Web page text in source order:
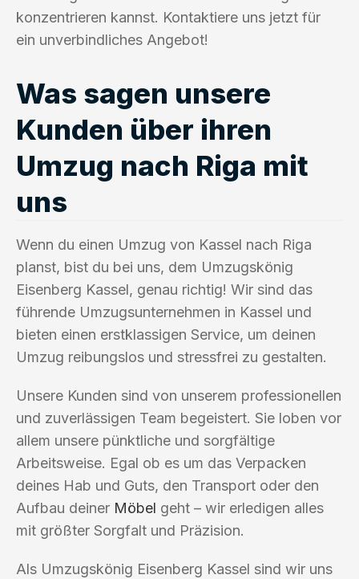
konzentrieren kannst. Kontaktiere uns jetzt für
ein unverbindliches Angebot!
Was sagen unsere
Kunden über ihren
Umzug nach Riga mit
uns
Wenn du einen Umzug von Kassel nach Riga
planst, bist du bei uns, dem Umzugskönig
Eisenberg Kassel, genau richtig! Wir sind das
führende Umzugsunternehmen in Kassel und
bieten einen erstklassigen Service, um deinen
Umzug reibungslos und stressfrei zu gestalten.
Unsere Kunden sind von unserem professionellen
und zuverlässigen Team begeistert. Sie loben vor
allem unsere pünktliche und sorgfältige
Arbeitsweise. Egal ob es um das Verpacken
deines Hab und Guts, den Transport oder den
Aufbau deiner Möbel geht – wir erledigen alles
mit größter Sorgfalt und Präzision.
Als Umzugskönig Eisenberg Kassel sind wir uns